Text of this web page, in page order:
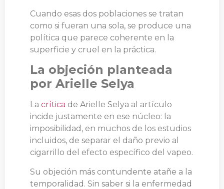
Cuando esas dos poblaciones se tratan
como si fueran una sola, se produce una
política que parece coherente en la
superficie y cruel en la práctica.
La objeción planteada
por Arielle Selya
La crítica de Arielle Selya al artículo
incide justamente en ese núcleo: la
imposibilidad, en muchos de los estudios
incluidos, de separar el daño previo al
cigarrillo del efecto específico del vapeo.
Su objeción más contundente atañe a la
temporalidad. Sin saber si la enfermedad